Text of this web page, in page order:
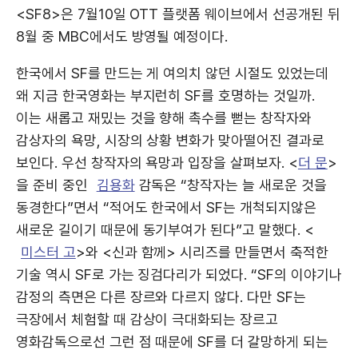
<SF8>은 7월10일 OTT 플랫폼 웨이브에서 선공개된 뒤
8월 중 MBC에서도 방영될 예정이다.
한국에서 SF를 만드는 게 여의치 않던 시절도 있었는데
왜 지금 한국영화는 부지런히 SF를 호명하는 것일까.
이는 새롭고 재밌는 것을 향해 촉수를 뻗는 창작자와
감상자의 욕망, 시장의 상황 변화가 맞아떨어진 결과로
보인다. 우선 창작자의 욕망과 입장을 살펴보자. <더 문>
을 준비 중인
김용화감독은 “창작자는 늘 새로운 것을
동경한다”면서 “적어도 한국에서 SF는 개척되지않은
새로운 길이기 때문에 동기부여가 된다”고 말했다. <
미스터 고>와 <신과 함께> 시리즈를 만들면서 축적한
기술 역시 SF로 가는 징검다리가 되었다. “SF의 이야기나
감정의 측면은 다른 장르와 다르지 않다. 다만 SF는
극장에서 체험할 때 감상이 극대화되는 장르고
영화감독으로선 그런 점 때문에 SF를 더 갈망하게 되는